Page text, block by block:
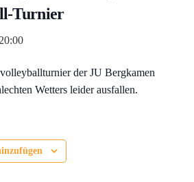
Turnier
20:00
der JU Bergkamen
Wetters leider ausfallen.